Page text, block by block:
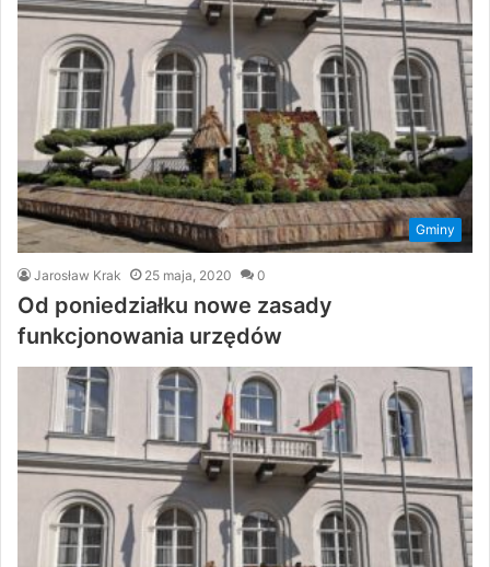
Gminy
Jarosław Krak 25 maja, 2020 0
Od poniedziałku nowe zasady
funkcjonowania urzędów